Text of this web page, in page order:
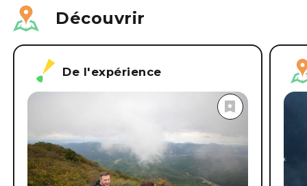
Découvrir
De l'expérience